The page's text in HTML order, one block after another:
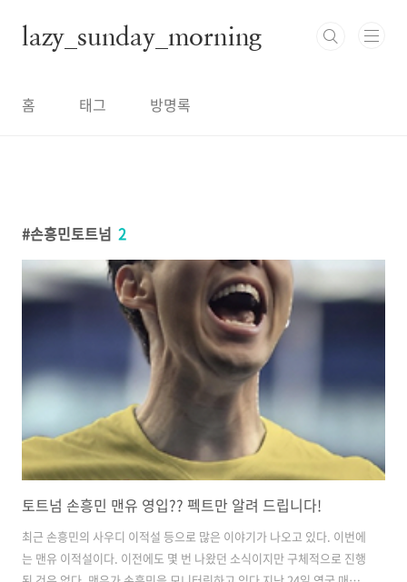
lazy_sunday_morning
홈 태그 방명록
손흥민토트넘 2
토트넘 손흥민 맨유 영입?? 펙트만 알려 드립니다!
최근 손흥민의 사우디 이적설 등으로 많은 이야기가 나오고 있다. ​이번에
는 맨유 이적설이다. 이전에도 몇 번 나왔던 소식이지만 구체적으로 진행